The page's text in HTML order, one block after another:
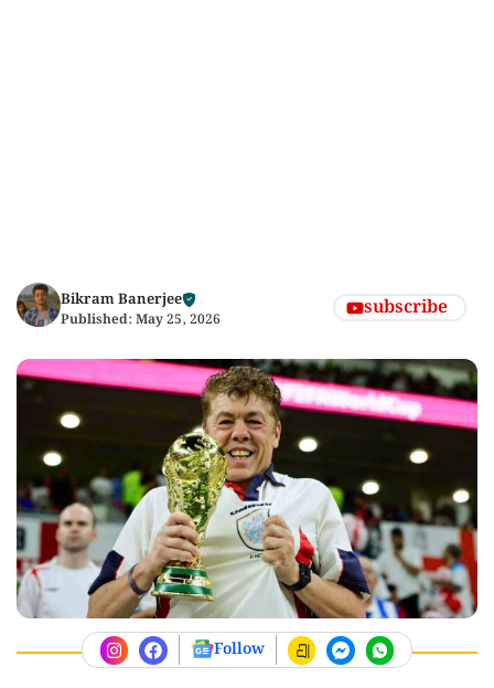
Bikram Banerjee
Published: May 25, 2026 subscribe
Follow